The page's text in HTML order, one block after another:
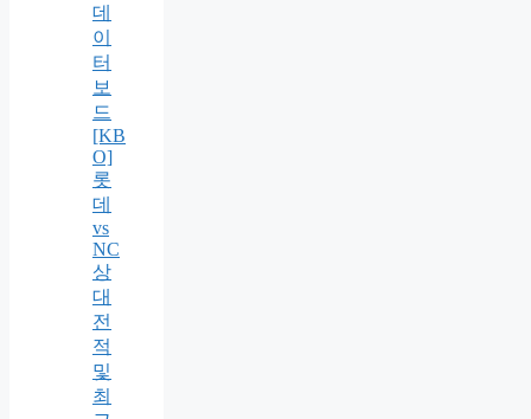
데
이
터
보
드
[KB
O]
롯
데
vs
NC
상
대
전
적
및
최